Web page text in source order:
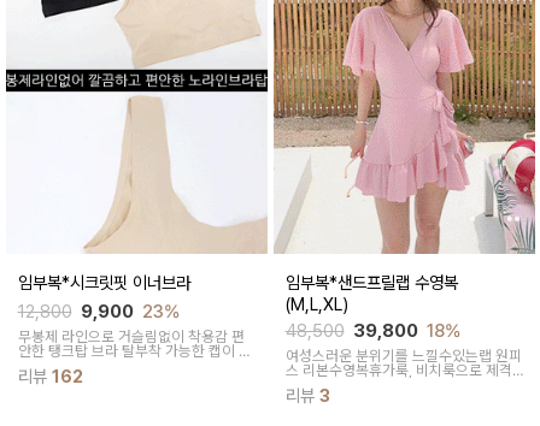
임부복*시크릿핏 이너브라
12,800 9,900 23%
무봉제 라인으로 거슬림없이 착용감 편
안한 탱크탑 브라탈부착 가능한 캡이 내
장되있어요
리뷰 162
임부복*샌드프릴랩 수영복
(M,L,XL)
48,500 39,800 18%
여성스러운 분위기를 느낄수있는랩 원피
스 리본수영복휴가룩, 비치룩으로 제격
인 수영복이에요:)
리뷰 3